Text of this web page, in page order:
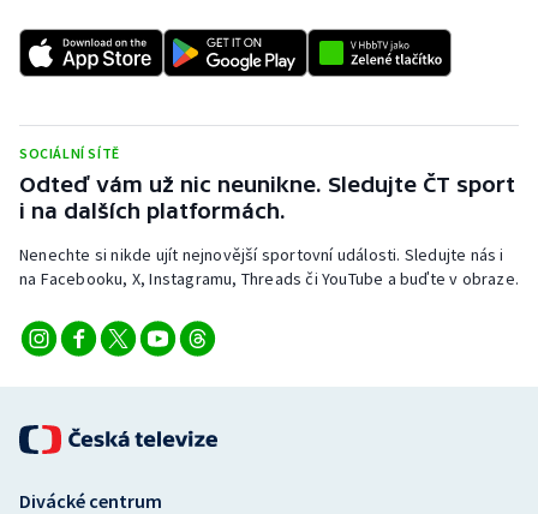
Volejbal
Ostatní
SOCIÁLNÍ SÍTĚ
Odteď vám už nic neunikne. Sledujte ČT sport
i na dalších platformách.
Nenechte si nikde ujít nejnovější sportovní události. Sledujte nás i
na Facebooku, X, Instagramu, Threads či YouTube a buďte v obraze.
Divácké centrum